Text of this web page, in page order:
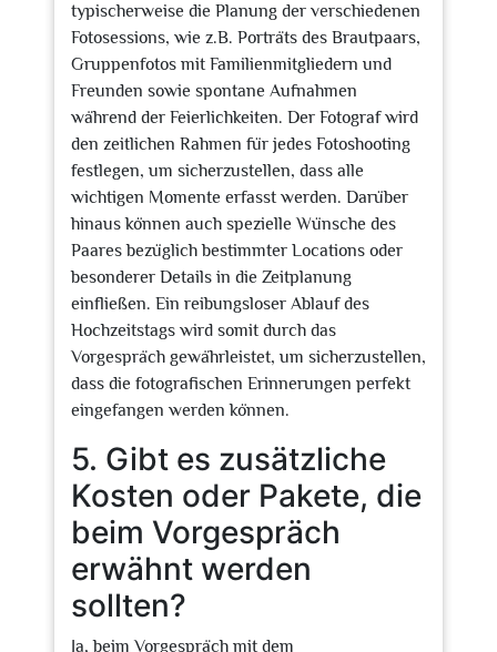
typischerweise die Planung der verschiedenen
Fotosessions, wie z.B. Porträts des Brautpaars,
Gruppenfotos mit Familienmitgliedern und
Freunden sowie spontane Aufnahmen
während der Feierlichkeiten. Der Fotograf wird
den zeitlichen Rahmen für jedes Fotoshooting
festlegen, um sicherzustellen, dass alle
wichtigen Momente erfasst werden. Darüber
hinaus können auch spezielle Wünsche des
Paares bezüglich bestimmter Locations oder
besonderer Details in die Zeitplanung
einfließen. Ein reibungsloser Ablauf des
Hochzeitstags wird somit durch das
Vorgespräch gewährleistet, um sicherzustellen,
dass die fotografischen Erinnerungen perfekt
eingefangen werden können.
5. Gibt es zusätzliche
Kosten oder Pakete, die
beim Vorgespräch
erwähnt werden
sollten?
Ja, beim Vorgespräch mit dem